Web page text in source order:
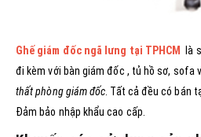
Ghế giám đốc ngã lưng tại TPHCM
là
đi kèm với bàn giám đốc , tủ hồ sơ, sofa
thất phòng giám đốc . Tất cả đều có bán
Đảm bảo nhập khẩu cao cấp.